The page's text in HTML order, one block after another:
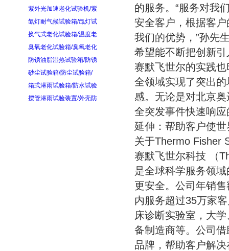
紫外光加速老化试验机/紫
氙灯耐气候试验箱/氙灯试
换气式老化试验箱/温度老
臭氧老化试验箱/臭氧老化
防锈油脂湿热试验箱/防锈
砂尘试验箱/防尘试验箱/
箱式淋雨试验箱/防水试验
摆管淋雨试验装置/外壳防
的服务。“服务对我
安全客户，根据客
我们的优势，”孙先
希望能不断把创新
赛默飞世尔的实践
全领域实现了突出
感。无论是对北京
全突发事件快速响
延伸：帮助客户使
关于Thermo Fisher
赛默飞世尔科技 （
是全球科学服务领
更安全。公司年销
内服务超过35万家
床诊断实验室，大
备制造商等。公司
品牌，帮助客户解